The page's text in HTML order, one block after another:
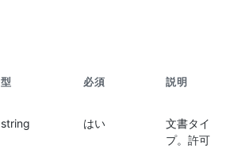
型 必須 説明
string はい
文書タイ
プ。許可